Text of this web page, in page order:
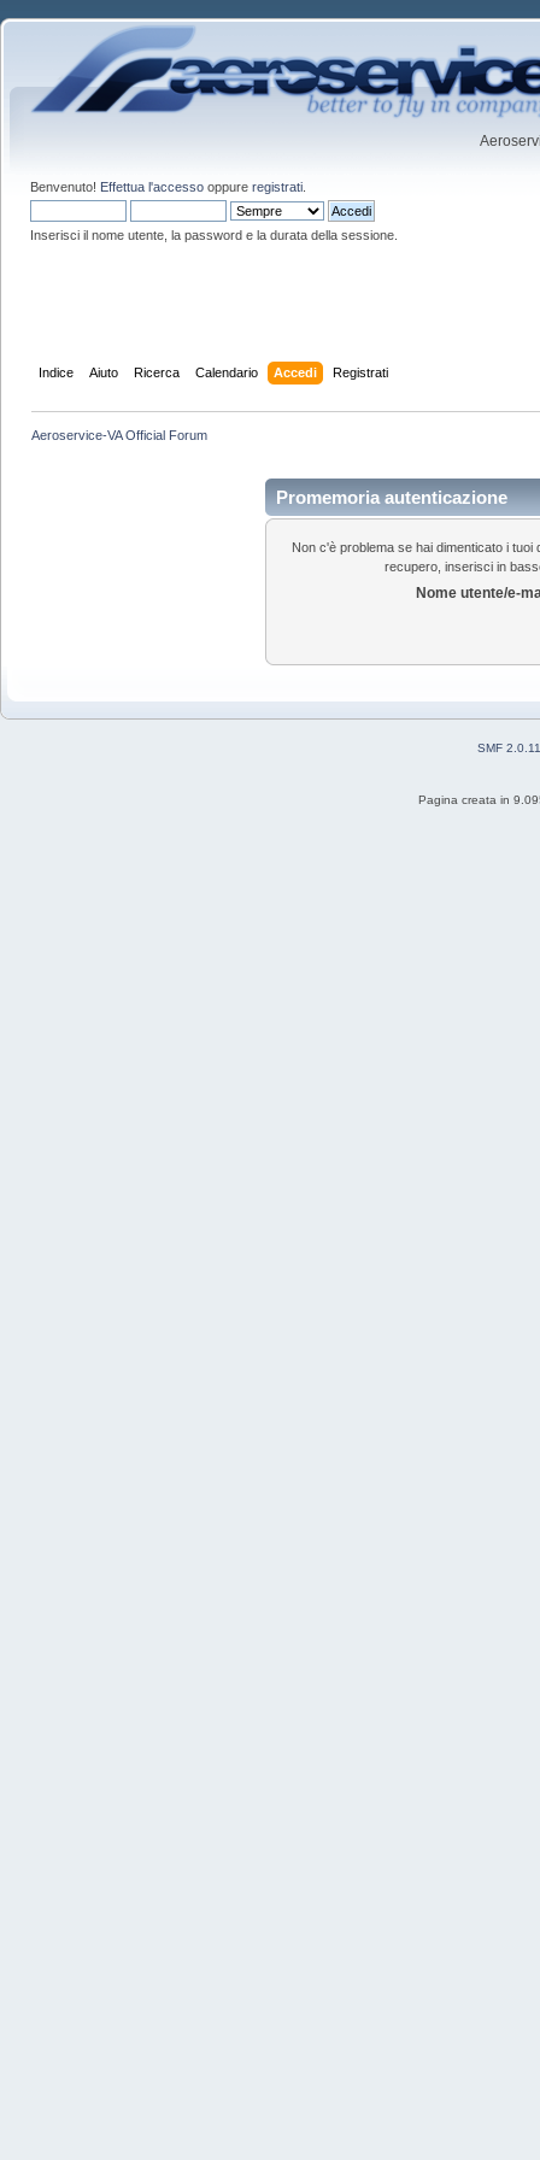
Benvenuto! Effettua l'accesso oppure registrati
Inserisci il nome utente, la password e la durata della sessione.
Indice Aiuto Ricerca Calendario Accedi Registrati
Aeroservice-VA Official Forum
Promemoria autenticazione
Non c'è problema se hai dimenticato i
recupero, inserisci in
Nome utente/e-
SMF 2.0.11
Pagina creata in